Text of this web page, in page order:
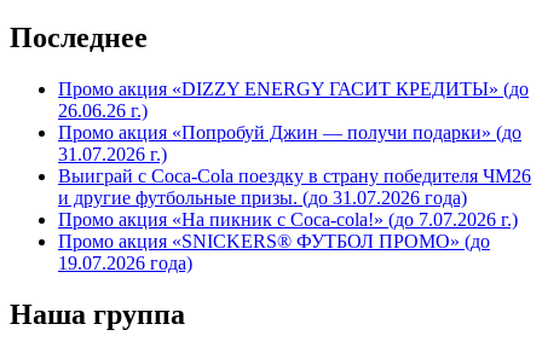
Последнее
Промо акция «DIZZY ENERGY ГАСИТ КРЕДИТЫ» (до
26.06.26 г.)
Промо акция «Попробуй Джин — получи подарки» (до
31.07.2026 г.)
Выиграй с Coca-Cola поездку в страну победителя ЧМ26
и другие футбольные призы. (до 31.07.2026 года)
Промо акция «На пикник с Coca-cola!» (до 7.07.2026 г.)
Промо акция «SNICKERS® ФУТБОЛ ПРОМО» (до
19.07.2026 года)
Наша группа